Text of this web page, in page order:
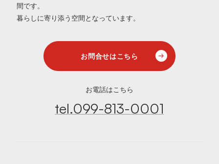
間です。
暮らしに寄り添う空間となっています。
お問合せはこちら
お電話はこちら
tel.099-813-0001